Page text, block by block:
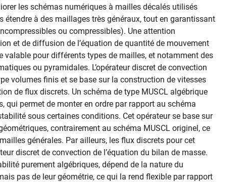
les schémas numériques à mailles décalés utilisés
étendre à des maillages très généraux, tout en garantissant
ou compressibles). Une attention
et de diffusion de l’équation de quantité de mouvement
pour différents types de mailles, et notamment des
ou pyramidales. L’opérateur discret de convection
volumes finis et se base sur la construction de vitesses
de flux discrets. Un schéma de type MUSCL algébrique
qui permet de monter en ordre par rapport au schéma
sous certaines conditions. Cet opérateur se base sur
contrairement au schéma MUSCL originel, ce
générales. Par ailleurs, les flux discrets pour cet
discret de convection de l’équation du bilan de masse.
purement algébriques, dépend de la nature du
pas de leur géométrie, ce qui la rend flexible par rapport